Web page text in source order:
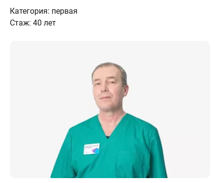
Категория: первая
Стаж: 40 лет